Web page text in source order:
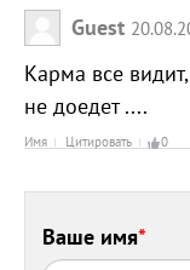
Guest
Карма все
не доедет ....
Имя Цитировать 0
Ваше имя*